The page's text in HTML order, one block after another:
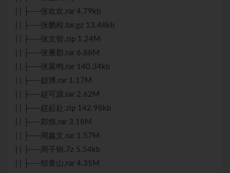
| | ├──张欢欢.rar 4.79kb
| | ├──张鹏程.tar.gz 13.48kb
| | ├──张文智.zip 1.24M
| | ├──张雁郡.rar 6.88M
| | ├──张翼鸣.rar 140.34kb
| | ├──赵博.rar 1.17M
| | ├──赵可源.rar 2.62M
| | ├──赵起赴.zip 142.98kb
| | ├──郑炜.rar 3.18M
| | ├──周鑫文.rar 1.57M
| | ├──周子钏.7z 5.54kb
| | ├──邹青山.rar 4.35M